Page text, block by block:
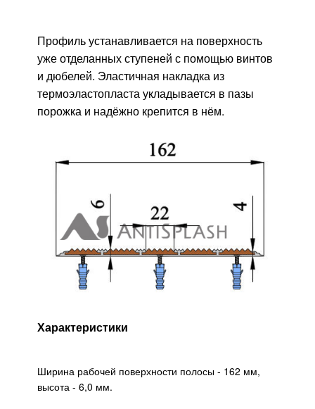
Профиль устанавливается на поверхность
уже отделанных ступеней с помощью винтов
и дюбелей. Эластичная накладка из
термоэластопласта укладывается в пазы
порожка и надёжно крепится в нём.
Характеристики
Ширина рабочей поверхности полосы - 162 мм,
высота - 6,0 мм.